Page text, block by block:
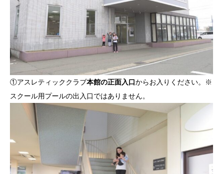
①アスレティッククラブ本館の正面入口からお入りください。※
スクール用プールの出入口ではありません。